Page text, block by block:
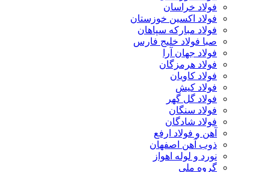
فولاد خراسان
فولاد اکسین خوزستان
فولاد مبارکه سپاهان
صبا فولاد خلیج فارس
فولاد جهان آرا
فولاد هرمزگان
فولاد کاویان
فولاد کیش
فولاد گل گهر
فولاد سنگان
فولاد شادگان
آهن و فولاد ارفع
ذوب آهن اصفهان
نورد و لوله اهواز
گروه ملی